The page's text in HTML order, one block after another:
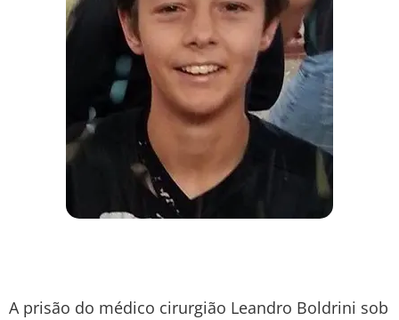
A prisão do médico cirurgião Leandro Boldrini sob